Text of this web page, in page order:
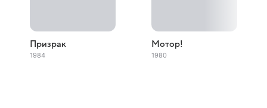
Призрак
1984
Мотор!
1980